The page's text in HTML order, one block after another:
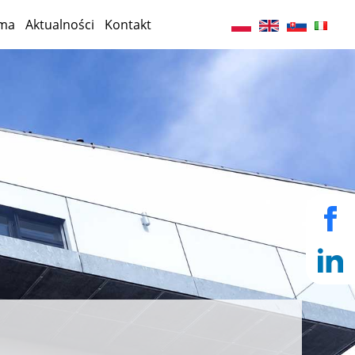
Aktualności Kontakt